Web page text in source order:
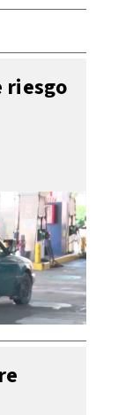
riesgo